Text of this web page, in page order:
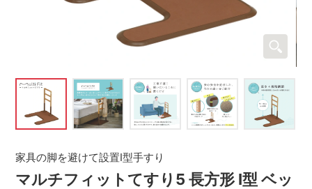
マルチフィットてすり5 長方形 I型 ベッ
家具の脚を避けて設置I型手すり